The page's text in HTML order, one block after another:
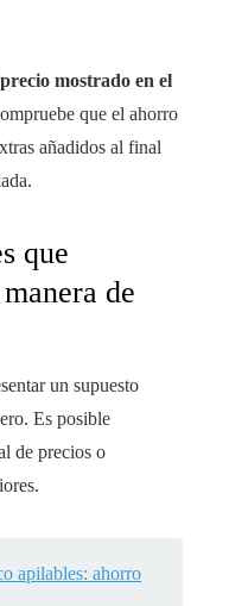
mostrado en el
que el ahorro
añadidos al final
que
de
un supuesto
Es posible
de precios o
apilables: ahorro